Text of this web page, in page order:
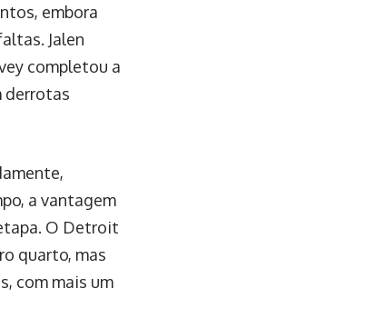
embora
Jalen
completou a
derrotas
a vantagem
O Detroit
quarto, mas
com mais um